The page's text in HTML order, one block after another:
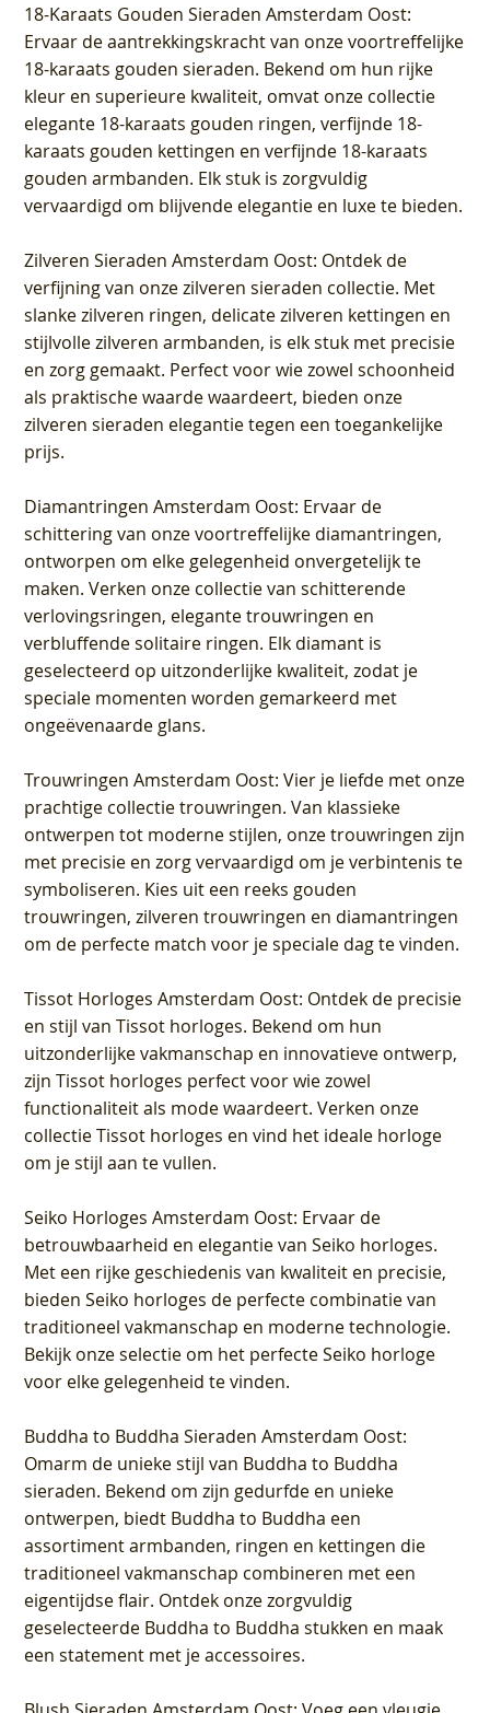
18-Karaats Gouden Sieraden Amsterdam Oost:
Ervaar de aantrekkingskracht van onze voortreffelijke
18-karaats gouden sieraden. Bekend om hun rijke
kleur en superieure kwaliteit, omvat onze collectie
elegante 18-karaats gouden ringen, verfijnde 18-
karaats gouden kettingen en verfijnde 18-karaats
gouden armbanden. Elk stuk is zorgvuldig
vervaardigd om blijvende elegantie en luxe te bieden.
Zilveren Sieraden Amsterdam Oost: Ontdek de
verfijning van onze zilveren sieraden collectie. Met
slanke zilveren ringen, delicate zilveren kettingen en
stijlvolle zilveren armbanden, is elk stuk met precisie
en zorg gemaakt. Perfect voor wie zowel schoonheid
als praktische waarde waardeert, bieden onze
zilveren sieraden elegantie tegen een toegankelijke
prijs.
Diamantringen Amsterdam Oost: Ervaar de
schittering van onze voortreffelijke diamantringen,
ontworpen om elke gelegenheid onvergetelijk te
maken. Verken onze collectie van schitterende
verlovingsringen, elegante trouwringen en
verbluffende solitaire ringen. Elk diamant is
geselecteerd op uitzonderlijke kwaliteit, zodat je
speciale momenten worden gemarkeerd met
ongeëvenaarde glans.
Trouwringen Amsterdam Oost: Vier je liefde met onze
prachtige collectie trouwringen. Van klassieke
ontwerpen tot moderne stijlen, onze trouwringen zijn
met precisie en zorg vervaardigd om je verbintenis te
symboliseren. Kies uit een reeks gouden
trouwringen, zilveren trouwringen en diamantringen
om de perfecte match voor je speciale dag te vinden.
Tissot Horloges Amsterdam Oost: Ontdek de precisie
en stijl van Tissot horloges. Bekend om hun
uitzonderlijke vakmanschap en innovatieve ontwerp,
zijn Tissot horloges perfect voor wie zowel
functionaliteit als mode waardeert. Verken onze
collectie Tissot horloges en vind het ideale horloge
om je stijl aan te vullen.
Seiko Horloges Amsterdam Oost: Ervaar de
betrouwbaarheid en elegantie van Seiko horloges.
Met een rijke geschiedenis van kwaliteit en precisie,
bieden Seiko horloges de perfecte combinatie van
traditioneel vakmanschap en moderne technologie.
Bekijk onze selectie om het perfecte Seiko horloge
voor elke gelegenheid te vinden.
Buddha to Buddha Sieraden Amsterdam Oost:
Omarm de unieke stijl van Buddha to Buddha
sieraden. Bekend om zijn gedurfde en unieke
ontwerpen, biedt Buddha to Buddha een
assortiment armbanden, ringen en kettingen die
traditioneel vakmanschap combineren met een
eigentijdse flair. Ontdek onze zorgvuldig
geselecteerde Buddha to Buddha stukken en maak
een statement met je accessoires.